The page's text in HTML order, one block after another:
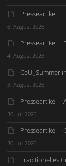
Presseartikel |
6. August 2026
Presseartikel |
4. August 2026
CeU „Summer
3. August 2026
Presseartikel |
30. Juli 2026
Presseartikel |
30. Juli 2026
Traditionelles